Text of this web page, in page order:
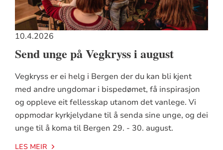
10.4.2026
Send unge på Vegkryss i august
Vegkryss er ei helg i Bergen der du kan bli kjent
med andre ungdomar i bispedømet, få inspirasjon
og oppleve eit fellesskap utanom det vanlege. Vi
oppmodar kyrkjelydane til å senda sine unge, og dei
unge til å koma til Bergen 29. - 30. august.
LES MEIR